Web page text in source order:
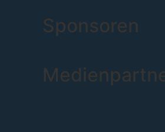
Sponsoren